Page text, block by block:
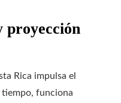
proyección
Rica impulsa el
tiempo, funciona